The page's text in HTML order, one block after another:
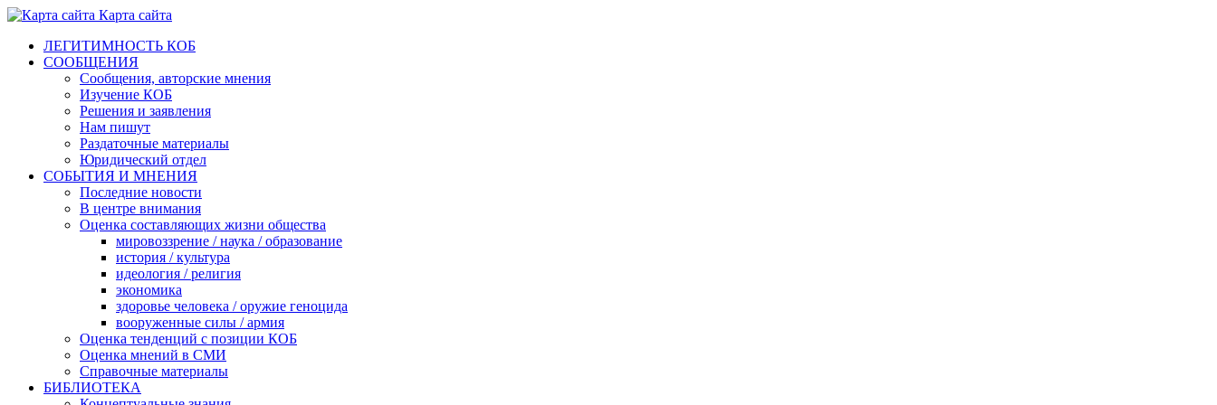
Карта сайта
ЛЕГИТИМНОСТЬ КОБ
СООБЩЕНИЯ
Сообщения, авторские мнения
Изучение КОБ
Решения и заявления
Нам пишут
Раздаточные материалы
Юридический отдел
СОБЫТИЯ И МНЕНИЯ
Последние новости
В центре внимания
Оценка составляющих жизни общества
мировоззрение / наука / образование
история / культура
идеология / религия
экономика
здоровье человека / оружие геноцида
вооруженные силы / армия
Оценка тенденций с позиции КОБ
Оценка мнений в СМИ
Справочные материалы
БИБЛИОТЕКА